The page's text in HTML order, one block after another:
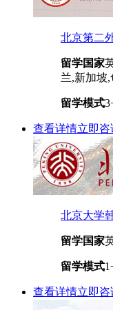
北京第二
留学国家
兰,新加坡
留学模式
查看详情立即咨
北京大学
留学国家
留学模式
查看详情立即咨